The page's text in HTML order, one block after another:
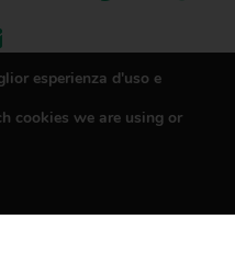
SUCCESSIVO
esperienza d'uso e
cookies we are using or